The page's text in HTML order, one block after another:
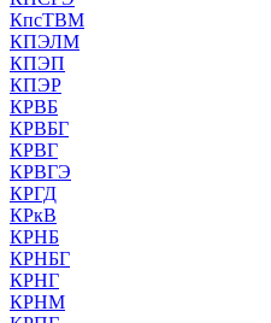
КпсТВМ
КПЭЛМ
КПЭП
КПЭР
КРВБ
КРВБГ
КРВГ
КРВГЭ
КРГД
КРкВ
КРНБ
КРНБГ
КРНГ
КРНМ